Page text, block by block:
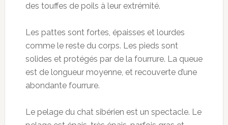
des touffes de poils à leur extrémité.
Les pattes sont fortes, épaisses et lourdes
comme le reste du corps. Les pieds sont
solides et protégés par de la fourrure. La queue
est de longueur moyenne, et recouverte d’une
abondante fourrure.
Le pelage du chat sibérien est un spectacle. Le